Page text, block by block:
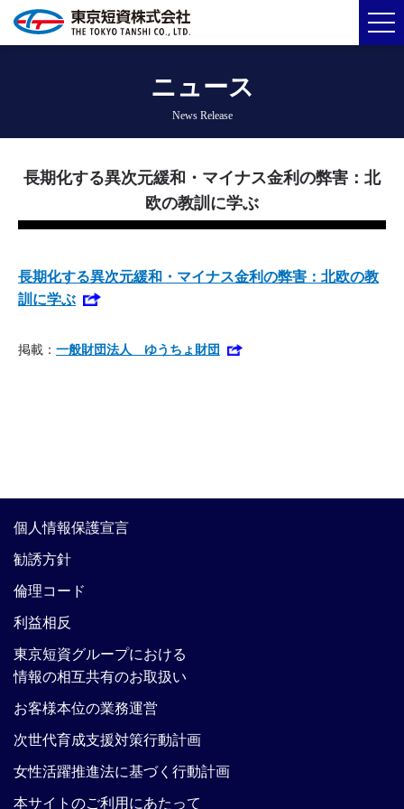
ニュース
News Release
長期化する異次元緩和・マイナス金利の弊害：北
欧の教訓に学ぶ
長期化する異次元緩和・マイナス金利の弊害：北欧の教
訓に学ぶ
掲載： 一般財団法人 ゆうちょ財団
個人情報保護宣言
勧誘方針
倫理コード
利益相反
東京短資グループにおける
情報の相互共有のお取扱い
お客様本位の業務運営
次世代育成支援対策行動計画
女性活躍推進法に基づく行動計画
本サイトのご利用にあたって